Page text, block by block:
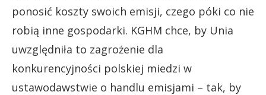
ponosić koszty swoich emisji, czego póki co nie
robią inne gospodarki. KGHM chce, by Unia
uwzględniła to zagrożenie dla
konkurencyjności polskiej miedzi w
ustawodawstwie o handlu emisjami – tak, by